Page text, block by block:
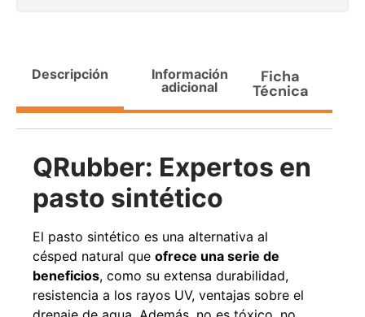
Descripción
Información
adicional
Ficha
Técnica
QRubber: Expertos en
pasto sintético
El pasto sintético es una alternativa al
césped natural que ofrece una serie de
beneficios, como su extensa durabilidad,
resistencia a los rayos UV, ventajas sobre el
Pasto sintético ornamental
4,57*15,24mts
$1.427.544
Leer más
Apilador manual ancho
$ 1.875.535
$1.167.990
Agregar al carrito